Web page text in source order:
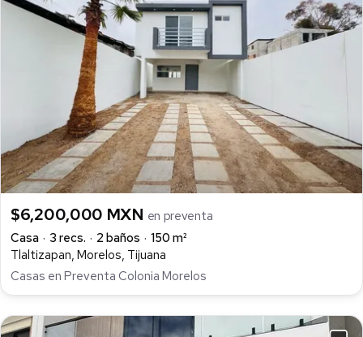
$6,200,000 MXN en preventa
Casa
3 recs. 2 baños
150 m²
Tlaltizapan, Morelos, Tijuana
Casas en Preventa Colonia Morelos